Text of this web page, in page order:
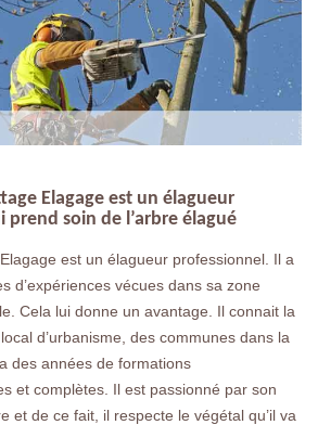
Elagage est un élagueur
prend soin de l’arbre élagué
est un élagueur professionnel. Il a
d’expériences vécues dans sa zone
Cela lui donne un avantage. Il connait la
d’urbanisme, des communes dans la
des années de formations
et complètes. Il est passionné par son
et de ce fait, il respecte le végétal qu’il va